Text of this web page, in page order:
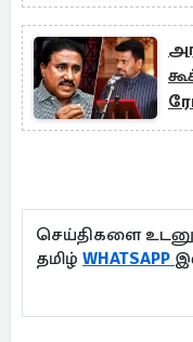
செய்திகளை
தமிழ் WHATSAPP